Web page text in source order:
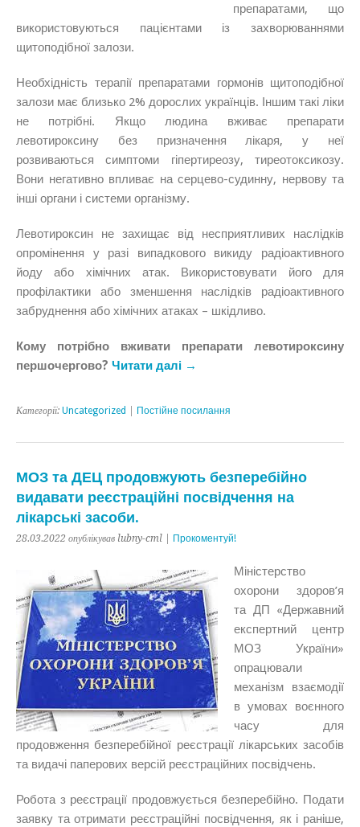
препаратами, що
використовуються пацієнтами із захворюваннями
щитоподібної залози.
Необхідність терапії препаратами гормонів щитоподібної
залози має близько 2% дорослих українців. Іншим такі ліки
не потрібні. Якщо людина вживає препарати
левотироксину без призначення лікаря, у неї
розвиваються симптоми гіпертиреозу, тиреотоксикозу.
Вони негативно впливає на серцево-судинну, нервову та
інші органи і системи організму.
Левотироксин не захищає від несприятливих наслідків
опромінення у разі випадкового викиду радіоактивного
йоду або хімічних атак. Використовувати його для
профілактики або зменшення наслідків радіоактивного
забруднення або хімічних атаках – шкідливо.
Кому потрібно вживати препарати левотироксину
першочергово? Читати далі →
Категорії: Uncategorized Постійне посилання
МОЗ та ДЕЦ продовжують безперебійно
видавати реєстраційні посвідчення на
лікарські засоби.
28.03.2022 опублікував lubny-cml | Прокоментуй!
Міністерство
охорони здоров’я
та ДП «Державний
експертний центр
МОЗ України»
опрацювали
механізм взаємодії
в умовах воєнного
часу для
продовження безперебійної реєстрації лікарських засобів
та видачі паперових версій реєстраційних посвідчень.
Робота з реєстрації продовжується безперебійно. Подати
заявку та отримати реєстраційні посвідчення, як і раніше,